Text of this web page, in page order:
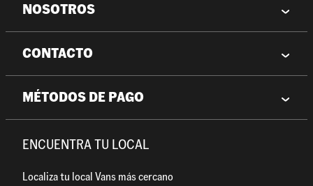
NOSOTROS
CONTACTO
MÉTODOS DE PAGO
ENCUENTRA TU LOCAL
Localiza tu local Vans más cercano